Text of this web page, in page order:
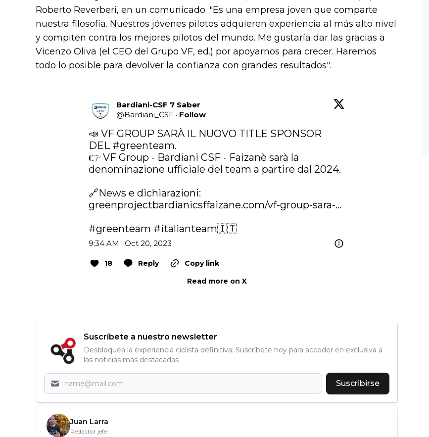
Roberto Reverberi, en un comunicado. "Es una empresa joven que comparte
nuestra filosofía. Nuestros jóvenes pilotos adquieren experiencia al más alto nivel
y compiten contra los mejores pilotos del mundo. Me gustaría dar las gracias a
Vicenzo Oliva (el CEO del Grupo VF, ed.) por apoyarnos para crecer. Haremos
todo lo posible para devolver la confianza con grandes resultados".
Bardiani-CSF 7 Saber
@Bardiani_CSF · Follow
📣 VF GROUP SARÀ IL NUOVO TITLE SPONSOR
DEL #greenteam.
👉 VF Group - Bardiani CSF - Faizanè sarà la
denominazione ufficiale del team a partire dal 2024.
greenprojectbardianicsffaizane.com/vf-group-sara-…
#greenteam #italianteam🇮🇹
9:34 AM · Oct 20, 2023
18 Reply
Copy link
Read more on X
Suscríbete a nuestro newsletter
Desbloquea la experiencia ciclista definitiva: Suscríbete hoy para acceder en exclusiva a
las noticias más destacadas
Suscribirse
Juan Larra
Redactor jefe